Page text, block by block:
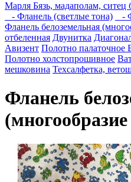
Марля Бязь, мадаполам, ситец
- Фланель (светлые тона)
-
Фланель белоземельная
отбеленная Двунитка
Авизент Полотно палаточное
Полотно холстопрошивное
мешковина Техсалфетка,
Фланель